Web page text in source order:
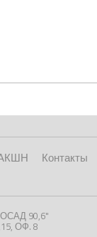
Контакты
90,6"
ОФ. 8